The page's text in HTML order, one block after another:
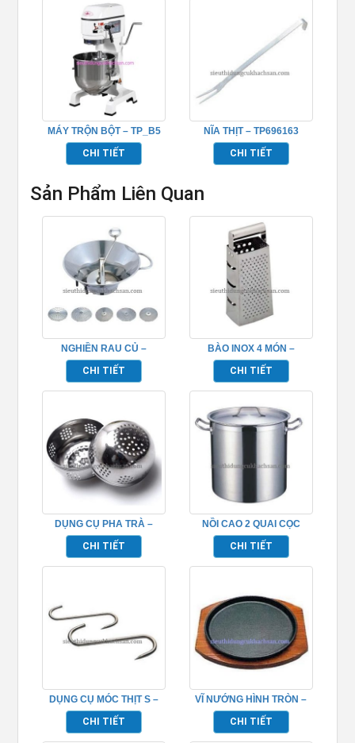
MÁY TRỘN BỘT – TP_B5
CHI TIẾT
NĨA THỊT – TP696163
CHI TIẾT
Sản Phẩm Liên Quan
NGHIỀN RAU CỦ –
TP696089
CHI TIẾT
BÀO INOX 4 MÓN –
TP696107
CHI TIẾT
DỤNG CỤ PHA TRÀ –
TP696110
CHI TIẾT
NỒI CAO 2 QUAI CỌC
INOX (ĐÁY 2 LỚP) –
TP696001
CHI TIẾT
DỤNG CỤ MÓC THỊT S –
TP696097
CHI TIẾT
VĨ NƯỚNG HÌNH TRÒN –
TP696063
CHI TIẾT